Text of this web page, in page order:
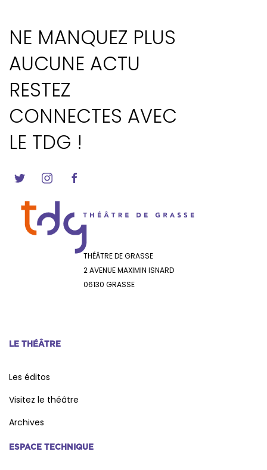
NE MANQUEZ PLUS
AUCUNE ACTU
RESTEZ
CONNECTES AVEC
LE TDG !
THÉÂTRE DE GRASSE
2 AVENUE MAXIMIN ISNARD
06130 GRASSE
LE THÉÂTRE
Les éditos
Visitez le théâtre
Archives
ESPACE TECHNIQUE